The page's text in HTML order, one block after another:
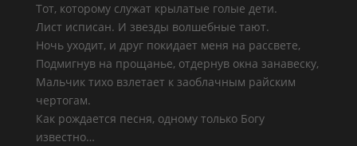
Тот, которому служат крылатые голые дети.
Лист исписан. И звезды волшебные тают.
Ночь уходит, и друг покидает меня на рассвете,
Подмигнув на прощанье, отдернув окна занавеску,
Мальчик тихо взлетает к заоблачным райским
чертогам.
Как рождается песня, одному только Богу
известно…